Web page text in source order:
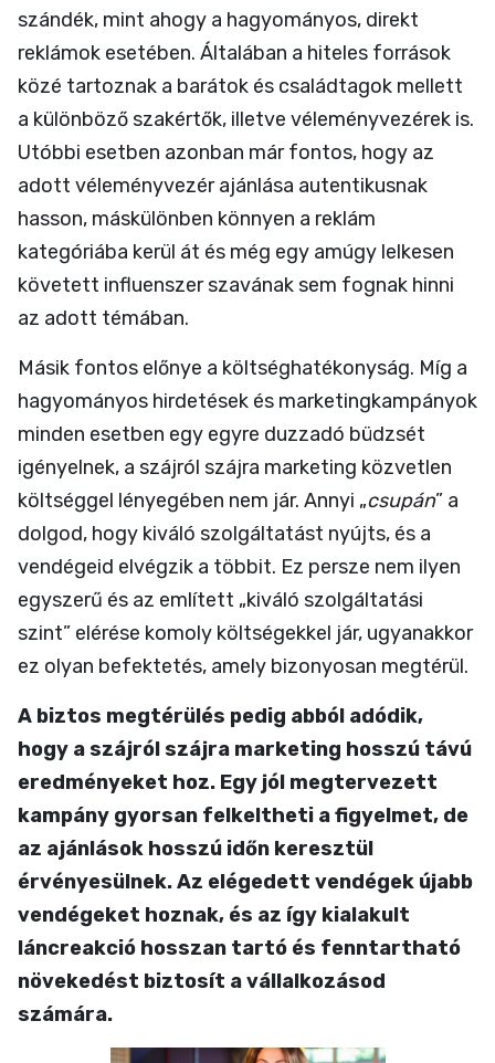
szándék, mint ahogy a hagyományos, direkt
reklámok esetében. Általában a hiteles források
közé tartoznak a barátok és családtagok mellett
a különböző szakértők, illetve véleményvezérek is.
Utóbbi esetben azonban már fontos, hogy az
adott véleményvezér ajánlása autentikusnak
hasson, máskülönben könnyen a reklám
kategóriába kerül át és még egy amúgy lelkesen
követett influenszer szavának sem fognak hinni
az adott témában.
Másik fontos előnye a költséghatékonyság. Míg a
hagyományos hirdetések és marketingkampányok
minden esetben egy egyre duzzadó büdzsét
igényelnek, a szájról szájra marketing közvetlen
költséggel lényegében nem jár. Annyi „csupán” a
dolgod, hogy kiváló szolgáltatást nyújts, és a
vendégeid elvégzik a többit. Ez persze nem ilyen
egyszerű és az említett „kiváló szolgáltatási
szint” elérése komoly költségekkel jár, ugyanakkor
ez olyan befektetés, amely bizonyosan megtérül.
A biztos megtérülés pedig abból adódik,
hogy a szájról szájra marketing hosszú távú
eredményeket hoz. Egy jól megtervezett
kampány gyorsan felkeltheti a figyelmet, de
az ajánlások hosszú időn keresztül
érvényesülnek. Az elégedett vendégek újabb
vendégeket hoznak, és az így kialakult
láncreakció hosszan tartó és fenntartható
növekedést biztosít a vállalkozásod
számára.